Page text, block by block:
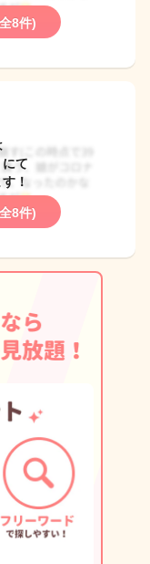
8件)
にて
！
8件)